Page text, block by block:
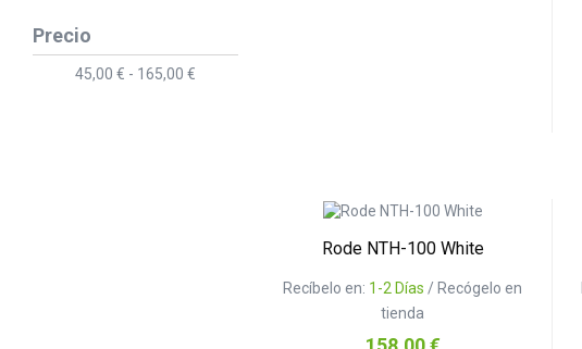
Precio
45,00 € - 165,00 €
Rode NTH-100 White
Recíbelo en: 1-2 Días / Recógelo en
tienda
Precio